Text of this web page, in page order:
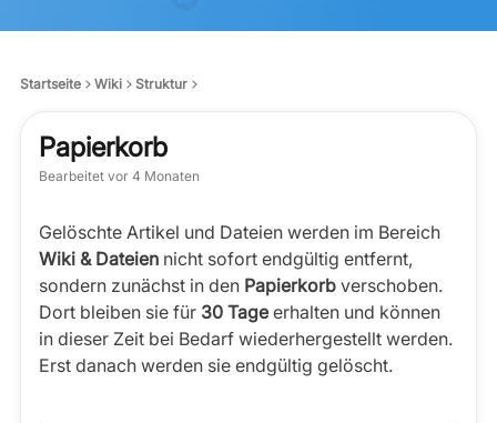
Startseite Wiki Struktur
Papierkorb
Bearbeitet vor 4 Monaten
Gelöschte Artikel und Dateien werden im Bereich
Wiki & Dateien nicht sofort endgültig entfernt,
sondern zunächst in den Papierkorb verschoben.
Dort bleiben sie für 30 Tageerhalten und können
in dieser Zeit bei Bedarf wiederhergestellt werden.
Erst danach werden sie endgültig gelöscht.